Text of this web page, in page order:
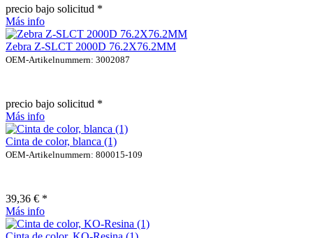
precio bajo solicitud *
Más info
Zebra Z-SLCT 2000D 76.2X76.2MM
OEM-Artikelnummern: 3002087
precio bajo solicitud *
Más info
Cinta de color, blanca (1)
OEM-Artikelnummern: 800015-109
39,36 € *
Más info